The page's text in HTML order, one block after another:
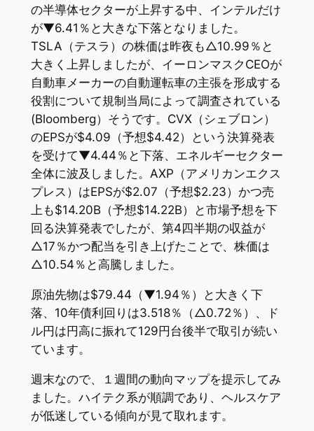
の半導体セクターが上昇する中、インテルだけ
が▼6.41％と大きな下落となりました。
TSLA（テスラ）の株価は昨夜も△10.99％と
大きく上昇しましたが、イーロンマスクCEOが
自動車メーカーの自動運転車の主張を形成する
役割について規制当局によって調査されている
(Bloomberg）そうです。CVX（シェブロン）
のEPSが$4.09（予想$4.42）という決算発表
を受けて▼4.44％と下落、エネルギーセクター
全体に波及しました。AXP（アメリカンエクス
プレス）はEPSが$2.07（予想$2.23）かつ売
上も$14.20B（予想$14.22B）と市場予想を下
回る決算発表でしたが、第4四半期の収益が
△17％かつ配当を引き上げたことで、株価は
△10.54％と高騰しました。
原油先物は$79.44（▼1.94％）と大きく下
落、10年債利回りは3.518％（△0.72％）、ド
ル円は円高に振れて129円台後半で取引が続い
ています。
週末なので、１週間の動向マップを提示してみ
ました。ハイテク系が順調であり、ヘルスケア
が低迷している傾向が見て取れます。